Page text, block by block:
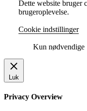
Dette website bruger
brugeroplevelse.
Cookie indstillinger
Kun nødvendige
Luk
Privacy Overview